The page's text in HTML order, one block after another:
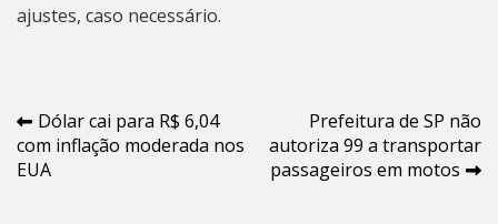
ajustes, caso necessário.
Navegação
de
Dólar cai para R$ 6,04
com inflação moderada nos
EUA
Prefeitura de SP não
autoriza 99 a transportar
passageiros em motos